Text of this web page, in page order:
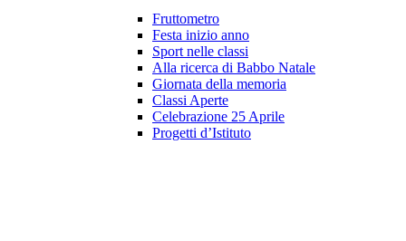
Fruttometro
Festa inizio anno
Sport nelle classi
Alla ricerca di Babbo Natale
Giornata della memoria
Classi Aperte
Celebrazione 25 Aprile
Progetti d’Istituto